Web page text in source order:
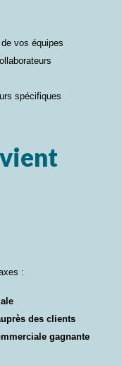
vos équipes
spécifiques
:
des clients
gagnante